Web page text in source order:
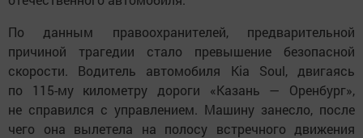
По данным правоохранителей, предварительной
причиной трагедии стало превышение безопасной
скорости. Водитель автомобиля Kia Soul, двигаясь
по 115-му километру дороги «Казань — Оренбург»,
не справился с управлением. Машину занесло, после
чего она вылетела на полосу встречного движения